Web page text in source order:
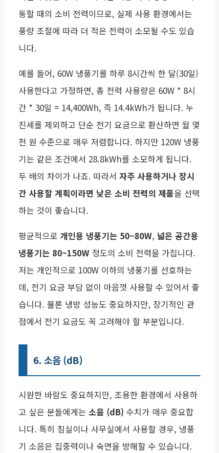
동할 때의 소비 전력이므로, 실제 사용 환경에서는
풍량 조절에 따라 더 적은 전력이 소모될 수도 있습
니다.
예를 들어, 60W 냉풍기를 하루 8시간씩 한 달(30일)
사용한다고 가정하면, 총 전력 사용량은 60W * 8시
간 * 30일 = 14,400Wh, 즉 14.4kWh가 됩니다. 누
진세를 제외하고 단순 전기 요금으로 환산하면 월 몇
천 원 수준으로 매우 저렴합니다. 하지만 120W 냉풍
기는 같은 조건에서 28.8kWh를 소모하게 됩니다.
두 배의 차이가 나죠. 따라서 자주 사용하거나 장시
간 사용할 계획이라면 낮은 소비 전력의 제품을 선택
하는 것이 좋습니다.
평균적으로 개인용 냉풍기는 50~80W, 넓은 공간용
냉풍기는 80~150W 정도의 소비 전력을 가집니다.
저는 개인적으로 100W 이하의 냉풍기를 선호하는
데, 전기 요금 부담 없이 마음껏 사용할 수 있어서 좋
습니다. 물론 냉방 성능도 중요하지만, 장기적인 관
점에서 전기 요금도 꼭 고려해야 할 부분입니다.
6. 소음 (dB)
시원한 바람도 중요하지만, 조용한 환경에서 사용하
고 싶은 분들에게는 소음 (dB) 수치가 매우 중요합
니다. 특히 침실이나 사무실에서 사용할 경우, 냉풍
기 소음은 집중력이나 숙면을 방해할 수 있습니다.